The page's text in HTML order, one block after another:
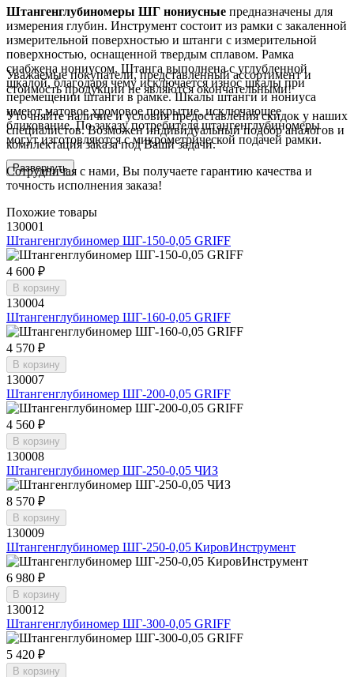
Штангенглубиномеры ШГ нониусные предназначены для
измерения глубин. Инструмент состоит из рамки с закаленной
измерительной поверхностью и штанги с измерительной
поверхностью, оснащенной твердым сплавом. Рамка
снабжена нониусом. Штанга выполнена с углубленной
шкалой, благодаря чему исключается износ шкалы при
перемещении штанги в рамке. Шкалы штанги и нониуса
имеют матовое хромовое покрытие, исключающее
бликование. По заказу потребителя штангенглубиномеры
могут изготовляются с микрометрической подачей рамки.
Развернуть
Уважаемые покупатели, представленный ассортимент и
стоимость продукции не являются окончательными!
Уточняйте наличие и условия предоставления скидок у наших
специалистов. Возможен индивидуальный подбор аналогов и
комплектация заказа под Ваши задачи.
Сотрудничая с нами, Вы получаете гарантию качества и
точность исполнения заказа!
Похожие товары
130001
Штангенглубиномер ШГ-150-0,05 GRIFF
4 600 ₽
В корзину
130004
Штангенглубиномер ШГ-160-0,05 GRIFF
4 570 ₽
В корзину
130007
Штангенглубиномер ШГ-200-0,05 GRIFF
4 560 ₽
В корзину
130008
Штангенглубиномер ШГ-250-0,05 ЧИЗ
8 570 ₽
В корзину
130009
Штангенглубиномер ШГ-250-0,05 КировИнструмент
6 980 ₽
В корзину
130012
Штангенглубиномер ШГ-300-0,05 GRIFF
5 420 ₽
В корзину